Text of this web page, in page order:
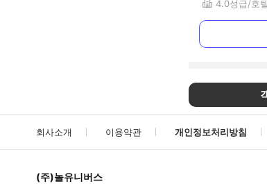
4.0성급 호텔
회사소개 이용약관 개인정보처리방침
(주)놀유니버스